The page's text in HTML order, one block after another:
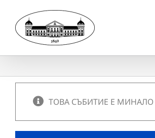
content
ТОВА СЪБИТИЕ Е МИНАЛО